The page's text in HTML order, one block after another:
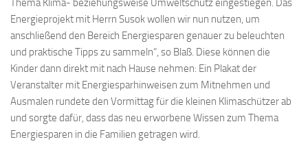
Thema Klima- beziehungsweise Umweltschutz eingestiegen. Das
Energieprojekt mit Herrn Susok wollen wir nun nutzen, um
anschließend den Bereich Energiesparen genauer zu beleuchten
und praktische Tipps zu sammeln“, so Blaß. Diese können die
Kinder dann direkt mit nach Hause nehmen: Ein Plakat der
Veranstalter mit Energiesparhinweisen zum Mitnehmen und
Ausmalen rundete den Vormittag für die kleinen Klimaschützer ab
und sorgte dafür, dass das neu erworbene Wissen zum Thema
Energiesparen in die Familien getragen wird.